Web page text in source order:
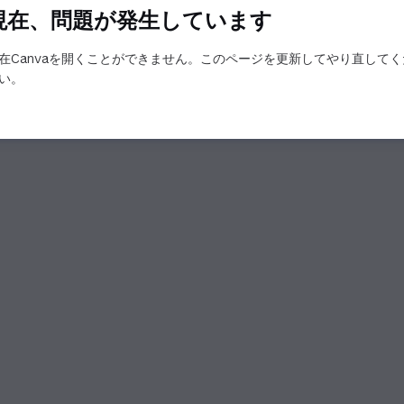
在、問題が発生しています
Canvaを開くことができません。このページを更新してやり直して
。